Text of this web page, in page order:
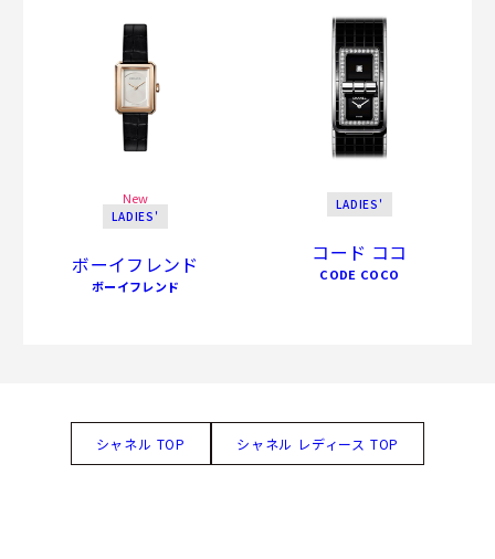
New
LADIES'
ボーイフレンド
ボーイフレンド
LADIES'
コード ココ
CODE COCO
シャネル TOP シャネル レディース TOP